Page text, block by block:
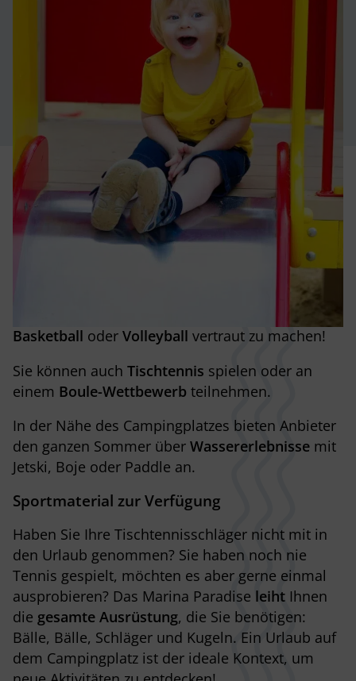
Zahlreiche Sportplätzezum Trainieren
Sportler oder Sportlerinnen? Das Marina
Campingplatz mit Sportplätzen an der Azur Küste
Basketball oder Volleyball vertraut zu machen!
Sie können auch Tischtennis spielen oder an
einem Boule-Wettbewerb teilnehmen.
In der Nähe des Campingplatzes bieten Anbieter
den ganzen Sommer über Wassererlebnisse mit
Jetski, Boje oder Paddle an.
Sportmaterial zur Verfügung
Haben Sie Ihre Tischtennisschläger nicht mit in
den Urlaub genommen? Sie haben noch nie
Tennis gespielt, möchten es aber gerne einmal
ausprobieren? Das Marina Paradise leiht Ihnen
die gesamte Ausrüstung, die Sie benötigen:
Bälle, Bälle, Schläger und Kugeln. Ein Urlaub auf
dem Campingplatz ist der ideale Kontext, um